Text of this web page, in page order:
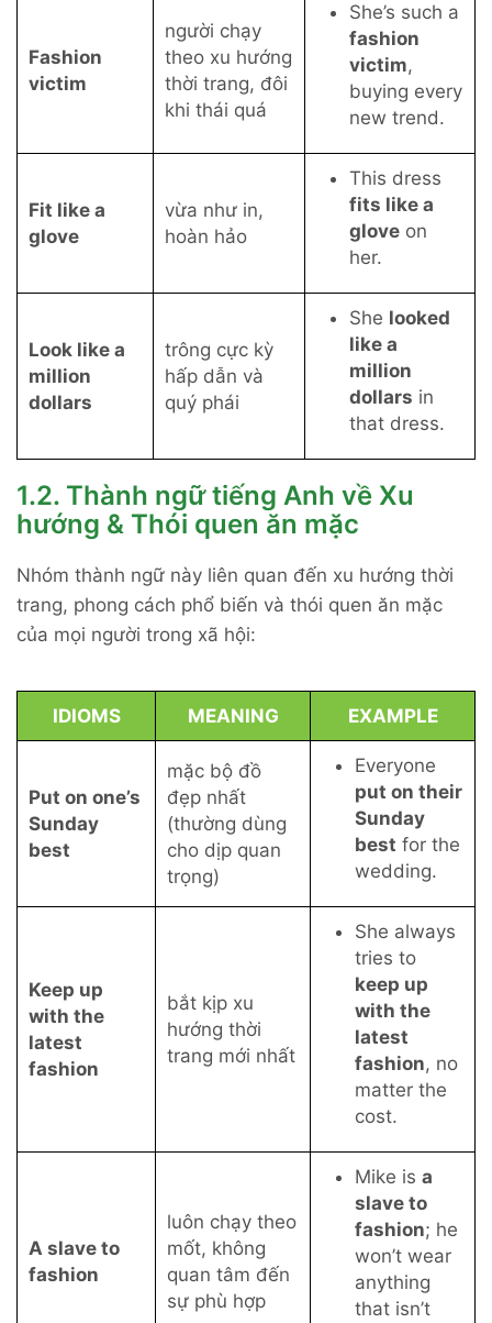
Fashion
victim
người chạy
theo xu hướng
thời trang, đôi
khi thái quá
She’s such a
fashion
victim,
buying every
new trend.
Fit like a
glove
vừa như in,
hoàn hảo
This dress
fits like a
glove on
her.
Look like a
million
dollars
trông cực kỳ
hấp dẫn và
quý phái
She looked
like a
million
dollars in
that dress.
1.2. Thành ngữ tiếng Anh về Xu
hướng & Thói quen ăn mặc
Nhóm thành ngữ này liên quan đến xu hướng thời
trang, phong cách phổ biến và thói quen ăn mặc
của mọi người trong xã hội:
IDIOMS MEANING EXAMPLE
Put on one’s
Sunday
best
mặc bộ đồ
đẹp nhất
(thường dùng
cho dịp quan
trọng)
Everyone
put on their
Sunday
best for the
wedding.
Keep up
with the
latest
fashion
bắt kịp xu
hướng thời
trang mới nhất
She always
tries to
keep up
with the
latest
fashion, no
matter the
cost.
A slave to
fashion
luôn chạy theo
mốt, không
quan tâm đến
sự phù hợp
Mike is a
slave to
fashion; he
won’t wear
anything
that isn’t